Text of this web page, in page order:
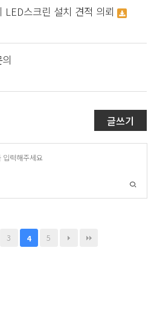
LED스크린 설치 견적 의뢰
글쓰기
3 4 5